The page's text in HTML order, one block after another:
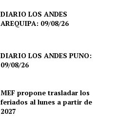
DIARIO LOS ANDES
AREQUIPA: 09/08/26
DIARIO LOS ANDES PUNO:
09/08/26
MEF propone trasladar los
feriados al lunes a partir de
2027